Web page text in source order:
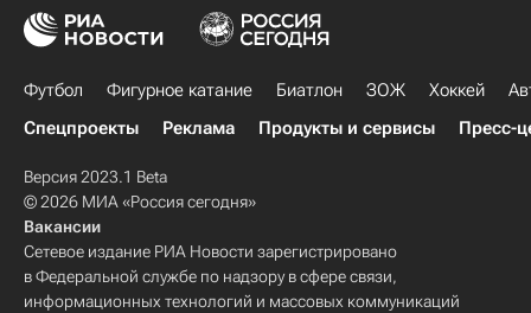
Футбол Фигурное катание Биатлон ЗОЖ Хоккей
Спецпроекты
Реклама Продукты и сервисы Пресс-
Версия 2023.1 Beta
© 2026 МИА «Россия сегодня»
Вакансии
Сетевое издание РИА Новости зарегистрировано
в Федеральной службе по надзору в сфере связи,
информационных технологий и массовых коммуникаций